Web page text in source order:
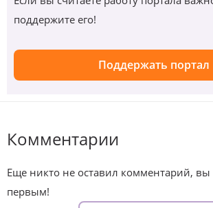
поддержите его!
Поддержать портал
Комментарии
Еще никто не оставил комментарий, вы
первым!